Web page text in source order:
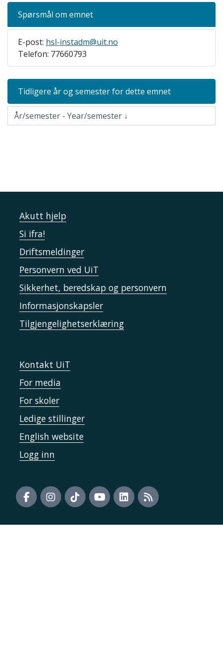
Spørsmål om emnet
E-post: hsl-instadm@uit.no
Telefon: 77660793
Tidligere år og semester for dette emnet
Akutt hjelp
Si ifra!
Driftsmeldinger
Personvern ved UiT
Sikkerhet, beredskap og personvern
Informasjonskapsler
Tilgjengelighetserklæring
Kontakt UiT
For media
For skoler
Ledige stillinger
English website
Logg inn